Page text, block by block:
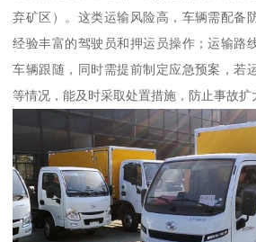
弃矿区）。这类运输风险高，车辆需配备
经验丰富的驾驶员和押运员操作；运输路
车辆跟随，同时需提前制定应急预案，若
等情况，能及时采取处置措施，防止事故扩